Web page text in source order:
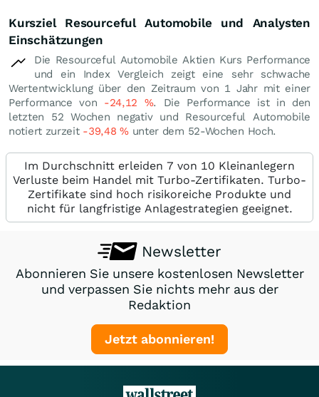
Kursziel Resourceful Automobile und Analysten
Einschätzungen
Die Resourceful Automobile Aktien Kurs Performance
und ein Index Vergleich zeigt eine sehr schwache
Wertentwicklung über den Zeitraum von 1 Jahr mit einer
Performance von -24,12 %. Die Performance ist in den
letzten 52 Wochen negativ und Resourceful Automobile
notiert zurzeit -39,48%unter dem 52-Wochen Hoch.
Im Durchschnitt erleiden 7 von 10 Kleinanlegern
Verluste beim Handel mit Turbo-Zertifikaten. Turbo-
Zertifikate sind hoch risikoreiche Produkte und
nicht für langfristige Anlagestrategien geeignet.
Newsletter
Abonnieren Sie unsere kostenlosen Newsletter
und verpassen Sie nichts mehr aus der
Redaktion
Jetzt abonnieren!